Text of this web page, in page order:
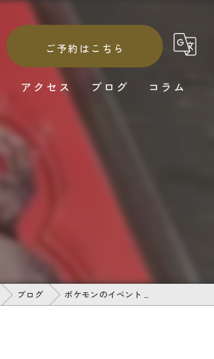
ご予約はこちら
アクセス ブログ コラム
ブログ ポケモンのイベント …